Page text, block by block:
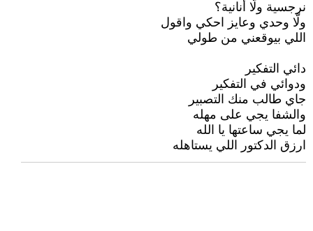
‏نرجسية ولّا أنانية؟
‏ولّا وحدي وعايز احكي واقول
‏اللي بيوقعني من طولي
‏دائي التفكير
‏ودوائي في التفكير
‏جاي طالب منك التصبير
‏والشفا يجي على مهله
‏لما يجي ساعتها يا الله
‏ارزق الدكتور اللي يستاهله